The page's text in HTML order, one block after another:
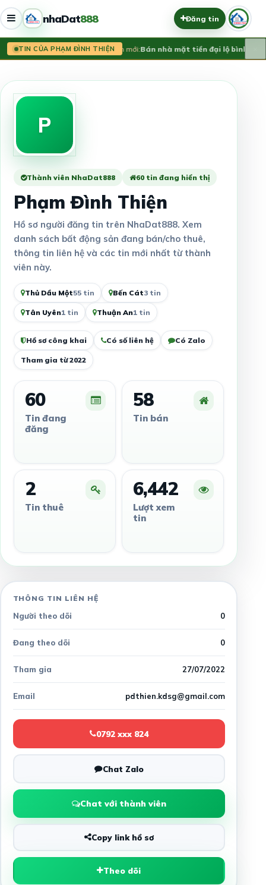
nhaDat888 Đăng tin
TIN CỦA PHẠM ĐÌNH THIỆNTin mới:Bán nhà mặt tiền đại lộ bình
P
Thành viên NhaDat888 60 tin đang hiển thị
Phạm Đình Thiện
Hồ sơ người đăng tin trên NhaDat888. Xem
danh sách bất động sản đang bán/cho thuê,
thông tin liên hệ và các tin mới nhất từ thành
viên này.
Thủ Dầu Một55 tin Bến Cát3 tin
Tân Uyên1 tin Thuận An1 tin
Hồ sơ công khai Có số liên hệ Có Zalo
Tham gia từ 2022
60
Tin đang
đăng
58
Tin bán
2
Tin thuê
6,442
Lượt xem
tin
THÔNG TIN LIÊN HỆ
Người theo dõi 0
Đang theo dõi 0
Tham gia 27/07/2022
Email pdthien.kdsg@gmail.com
0792 xxx 824
Chat Zalo
Chat với thành viên
Copy link hồ sơ
Theo dõi